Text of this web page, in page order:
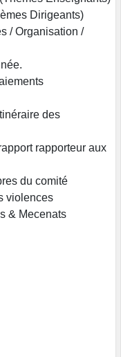
Dirigeants)
/ Organisation /
des
rapporteur aux
du comité
violences
& Mecenats